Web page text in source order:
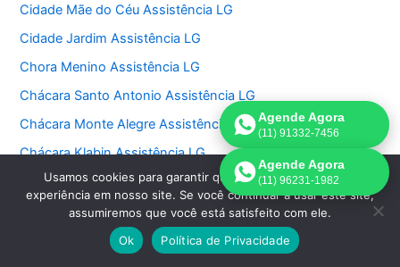
Cidade Mãe do Céu Assistência LG
Cidade Jardim Assistência LG
Chora Menino Assistência LG
Chácara Santo Antonio Assistência LG
Chácara Monte Alegre Assistência LG
Chácara Klabin Assistência LG
Chácara Itaim Assistência LG
Chácara Inglesa Assistência LG
Chácara Flora Assistência LG
Agende Agora
(11) 91332-7456
Agende Agora
(11) 96231-1982
Usamos cookies para garantir que oferecemos a melhor
experiência em nosso site. Se você continuar a usar este site,
assumiremos que você está satisfeito com ele.
Ok
Política de Privacidade